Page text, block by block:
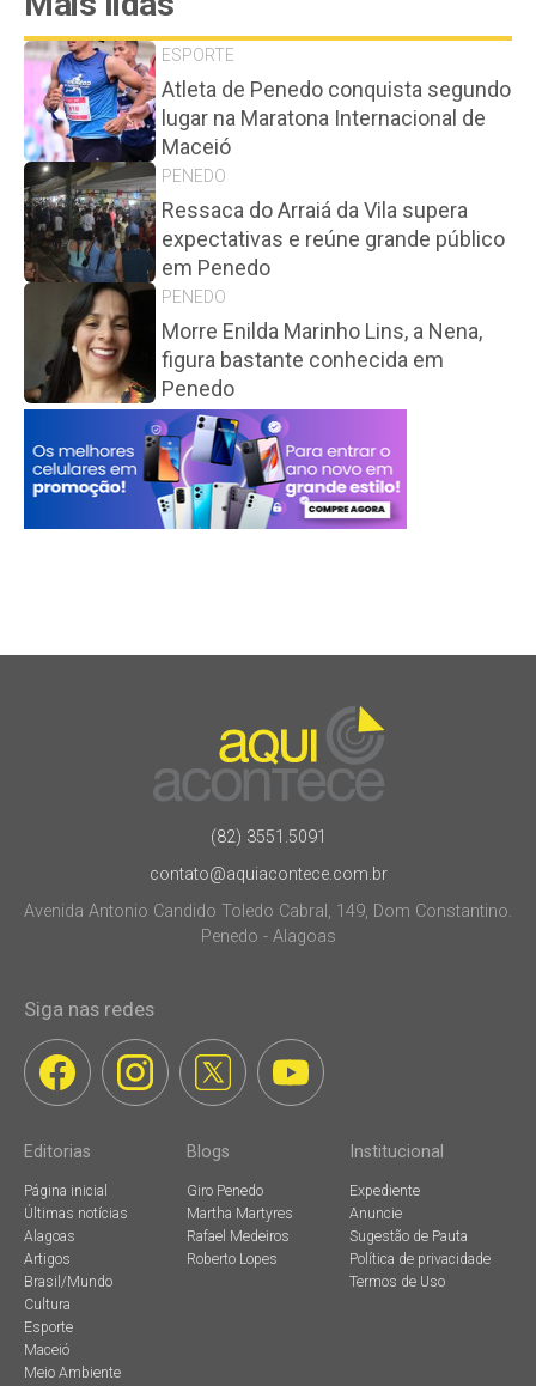
ESPORTE
Atleta de Penedo conquista segundo
lugar na Maratona Internacional de
Maceió
PENEDO
Ressaca do Arraiá da Vila supera
expectativas e reúne grande público
em Penedo
PENEDO
Morre Enilda Marinho Lins, a Nena,
figura bastante conhecida em
Penedo
(82) 3551.5091
contato@aquiacontece.com.br
Avenida Antonio Candido Toledo Cabral, 149, Dom Constantino.
Penedo - Alagoas
Siga nas redes
Editorias
Página inicial
Últimas notícias
Alagoas
Artigos
Brasil/Mundo
Cultura
Esporte
Maceió
Meio Ambiente
Blogs
Giro Penedo
Martha Martyres
Rafael Medeiros
Roberto Lopes
Institucional
Expediente
Anuncie
Sugestão de Pauta
Política de privacidade
Termos de Uso